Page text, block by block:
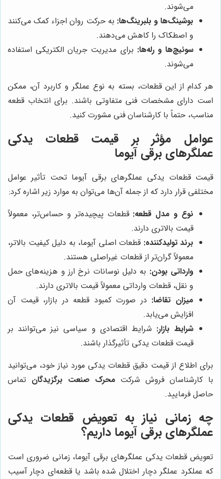
می‌شوند.
بوشینگ‌ها و بلبرینگ‌ها: به حرکت روان اجزاء کمک می‌کنند
و اصطکاک را کاهش می‌دهند.
سوئیچ‌ها و رله‌ها: برای مدیریت جریان الکتریکی استفاده
می‌شوند.
هر کدام از این قطعات، بسته به نوع عملگر و کاربرد آن، ممکن
است دارای مشخصات فنی متفاوتی باشند. برای انتخاب قطعه
مناسب، حتماً با کارشناسان فنی مشورت کنید.
عوامل مؤثر بر قیمت قطعات یدکی
عملگرهای برقی آیوما
قیمت قطعات یدکی عملگرهای برقی آیوما تحت تأثیر عوامل
مختلفی قرار دارد که از جمله آن‌ها می‌توان به موارد زیر اشاره کرد:
نوع و مدل قطعه: قطعات پیچیده‌تر و حساس‌تر، معمولاً
قیمت بالاتری دارند.
برند تولیدکننده: قطعات اصلی آیوما، به دلیل کیفیت بالاتر،
معمولاً گران‌تر از قطعات غیراصلی هستند.
وارداتی بودن: به دلیل نوسانات نرخ ارز و هزینه‌های حمل
و نقل، قطعات وارداتی معمولاً قیمت بالاتری دارند.
میزان تقاضا: در صورت کمبود قطعه در بازار، قیمت آن
افزایش می‌یابد.
شرایط بازار: شرایط اقتصادی و سیاسی نیز می‌توانند بر
قیمت قطعات یدکی تأثیرگذار باشند.
برای اطلاع از قیمت دقیق قطعات یدکی مورد نیاز خود، می‌توانید
با کارشناسان فروش شرکت محرک صنعت برگزیدگان تماس
حاصل فرمایید.
چه زمانی نیاز به تعویض قطعات یدکی
عملگرهای برقی آیوما داریم؟
تعویض قطعات یدکی عملگرهای برقی آیوما، زمانی ضروری است
که عملکرد عملگر دچار اختلال شده باشد یا قطعه‌ای دچار آسیب